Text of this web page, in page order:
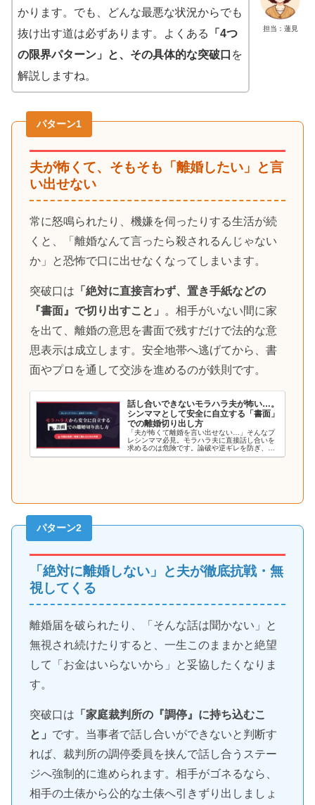
担当：蓮見
かります。でも、どんな最悪な状況からでも
抜け出す道は必ずあります。よくある
「4つ
の限界パターン」と、その具体的な突破口 を
解説しますね。
パターン1
夫が怖くて、そもそも「離婚したい」と言
い出せない
常に怒鳴られたり、機嫌を伺ったりする生活が続
くと、「離婚なんて言ったら殺されるんじゃない
か」と恐怖で口に出せなくなってしまいます。
突破口は 「絶対に直接言わず、置き手紙などの
『書面』で切り出すこと」
。相手がいない間に家
を出て、離婚の意思を書面で残すだけで法的な意
思表示は成立します。安全地帯へ逃げてから、書
面やプロを通して交渉を進めるのが鉄則です。
話し合いできないモラハラ夫が怖い…。
シンママとして安全に自立する「書面」
での離婚切り出し方
「夫が怖くて離婚を言い出せない…」そんなプ
レシンママ必見。モラハラ夫に直接話し合いを
求めるのは危険です。論破や逆ギレを防ぎ、母
子の安全を確保しながら本気度を伝える「書面
パターン2
「絶対に離婚しない」と夫が徹底抗戦・無
視してくる
離婚届を破られたり、「そんな話は聞かない」と
無視され続けたりすると、一生このままかと絶望
して「お金はいらないから」と妥協したくなりま
す。
突破口は 「家庭裁判所の『調停』に持ち込むこ
と」 です。当事者で話し合いができないと判断す
れば、裁判所の調停委員を挟んで話し合うステー
ジへ強制的に進められます。相手がゴネるなら、
相手の土俵から公的な土俵へ引きずり出しましょ